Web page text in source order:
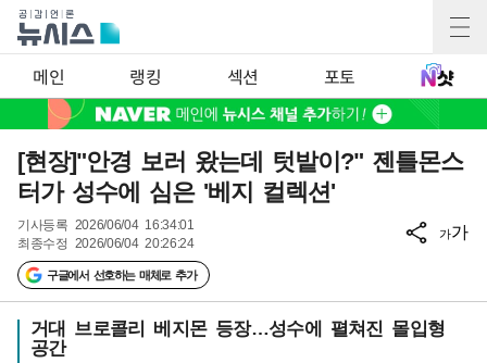
메인 랭킹 섹션 포토
[현장]"안경 보러 왔는데 텃밭이?" 젠틀몬스
터가 성수에 심은 '베지 컬렉션'
기사등록 2026/06/04 16:34:01
최종수정 2026/06/04 20:26:24
구글에서 선호하는 매체로 추가
가가
거대 브로콜리 베지몬 등장…성수에 펼쳐진 몰입형
공간